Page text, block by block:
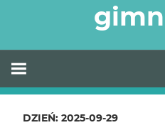
DZIEŃ: 2025-09-29